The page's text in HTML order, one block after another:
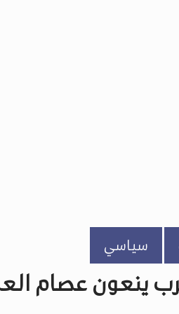
سياسي
ينعون عصام